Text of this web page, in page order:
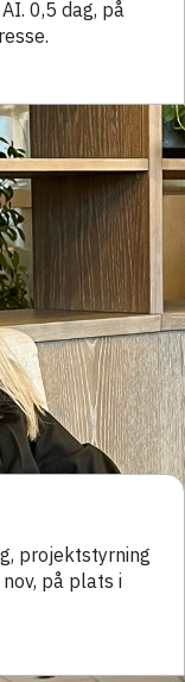
0,5 dag, på
projektstyrning
på plats i